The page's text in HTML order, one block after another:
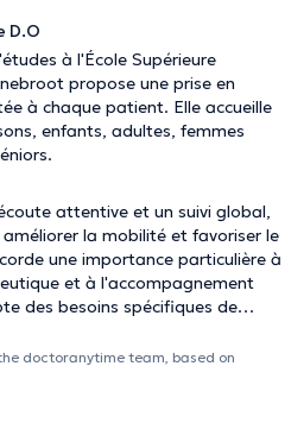
D.O
à l'École Supérieure
propose une prise en
à chaque patient. Elle accueille
enfants, adultes, femmes
attentive et un suivi global,
la mobilité et favoriser le
une importance particulière à
et à l'accompagnement
des besoins spécifiques de
doctoranytime team, based on